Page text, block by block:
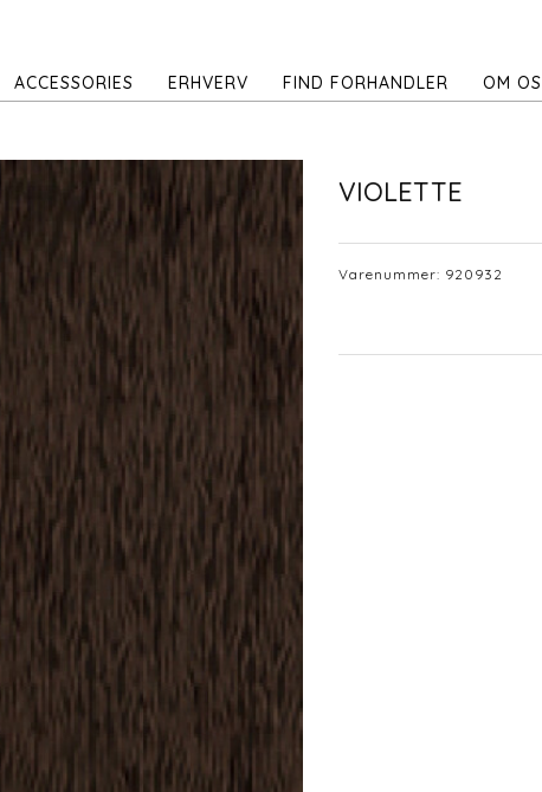
ACCESSORIES ERHVERV FIND FORHANDLER OM OS
VIOLETTE
Varenummer: 920932